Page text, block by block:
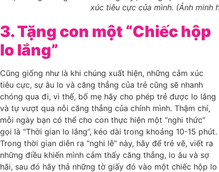
xúc tiêu cực của mình. (Ảnh minh
3. Tặng con một “Chiếc hộp
lo lắng”
Cũng giống như là khi chúng xuất hiện, những cảm xúc
tiêu cực, sự âu lo và căng thẳng của trẻ cũng sẽ nhanh
chóng qua đi, vì thế, bố mẹ hãy cho phép trẻ được lo lắng
và tự vượt qua nỗi căng thẳng của chính mình. Thậm chí,
mỗi ngày bạn có thể cho con thực hiện một “nghi thức”
gọi là “Thời gian lo lắng”, kéo dài trong khoảng 10-15 phút.
Trong thời gian diễn ra “nghi lễ” này, hãy để trẻ vẽ, viết ra
những điều khiến mình cảm thấy căng thẳng, lo âu và sợ
hãi, sau đó hãy thả những tờ giấy đó vào một chiếc hộp lo